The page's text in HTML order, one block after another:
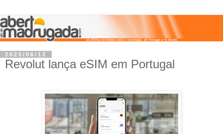
2025/06/12
Revolut lança eSIM em Portugal